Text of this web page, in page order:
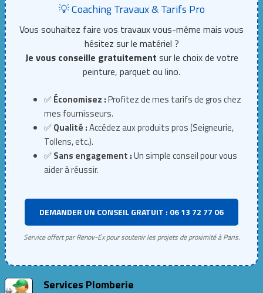
💡 Coaching Travaux & Tarifs Pro
Vous souhaitez faire vos travaux vous-même mais vous
hésitez sur le matériel ?
Je vous conseille gratuitement sur le choix de votre
peinture, parquet ou lino.
✅Économisez :Profitez de mes tarifs de gros chez
mes fournisseurs.
✅Qualité :Accédez aux produits pros (Seigneurie,
Tollens, etc.).
✅Sans engagement :Un simple conseil pour vous
aider à réussir.
DEMANDER UN CONSEIL GRATUIT : 06 13 72 77 06
Service offert par Renov-Ex pour soutenir les projets de proximité à Paris.
Services Plomberie